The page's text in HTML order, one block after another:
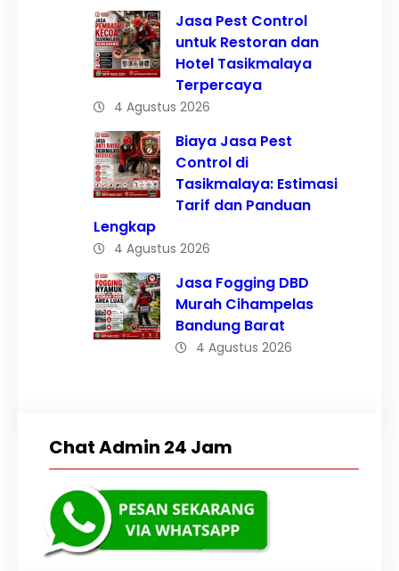
Jasa Pest Control
untuk Restoran dan
Hotel Tasikmalaya
Terpercaya
4 Agustus 2026
Biaya Jasa Pest
Control di
Tasikmalaya: Estimasi
Tarif dan Panduan
Lengkap
4 Agustus 2026
Jasa Fogging DBD
Murah Cihampelas
Bandung Barat
4 Agustus 2026
Chat Admin 24 Jam